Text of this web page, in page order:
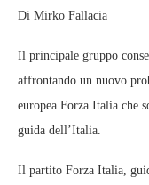
Di Mirko Fallacia
Il principale gruppo
affrontando un nuovo
europea Forza Italia che
guida dell’Italia.
Il partito Forza Italia,